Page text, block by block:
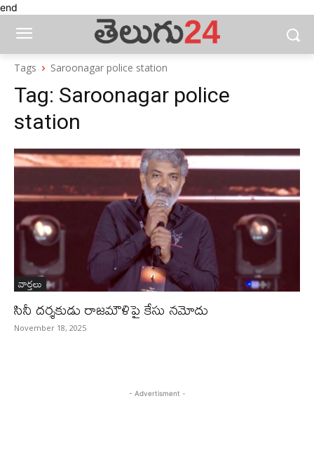
end
Tags Saroonagar police station
Tag: Saroonagar police
station
వార్తలు
సినీ దర్శకుడు రాజమౌళిపై కేసు నమోదు
November 18, 2025
- Advertisment -